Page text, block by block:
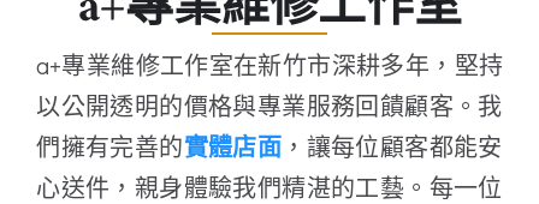
a+專業維修工作室在新竹市深耕多年，堅持
以公開透明的價格與專業服務回饋顧客。我
們擁有完善的實體店面 ，讓每位顧客都能安
心送件，親身體驗我們精湛的工藝。每一位